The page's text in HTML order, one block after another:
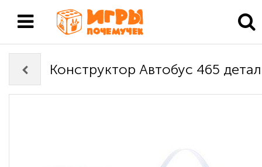
Конструктор Автобус 465